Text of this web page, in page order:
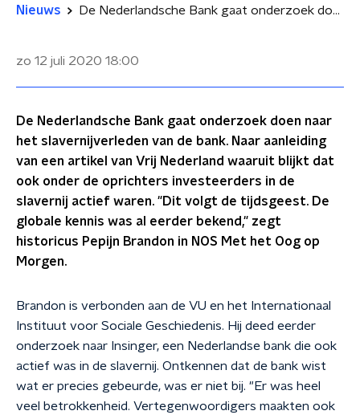
Nieuws De Nederlandsche Bank gaat onderzoek doen naar slavernijverleden
zo 12 juli 2020 18:00
De Nederlandsche Bank gaat onderzoek doen naar
het slavernijverleden van de bank. Naar aanleiding
van een artikel van Vrij Nederland waaruit blijkt dat
ook onder de oprichters investeerders in de
slavernij actief waren. "Dit volgt de tijdsgeest. De
globale kennis was al eerder bekend," zegt
historicus Pepijn Brandon in NOS Met het Oog op
Morgen.
Brandon is verbonden aan de VU en het Internationaal
Instituut voor Sociale Geschiedenis. Hij deed eerder
onderzoek naar Insinger, een Nederlandse bank die ook
actief was in de slavernij. Ontkennen dat de bank wist
wat er precies gebeurde, was er niet bij. "Er was heel
veel betrokkenheid. Vertegenwoordigers maakten ook